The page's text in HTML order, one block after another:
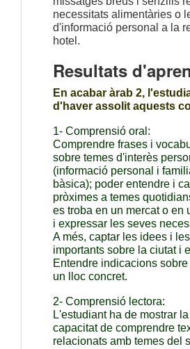
necessitats alimentàries o
d'informació personal a la
hotel.
Resultats
En acabar àrab 2,
d'haver assolit aquests
1- Comprensió oral:
Comprendre frases i
sobre temes d'interès
(informació personal i
bàsica); poder entendre i
pròximes a temes
es troba en un mercat o en
i expressar les seves
A més, captar les idees i
importants sobre la ciutat i
Entendre indicacions
un lloc concret.
2- Comprensió lectora:
L'estudiant ha de mostrar
capacitat de comprendre
relacionats amb temes del